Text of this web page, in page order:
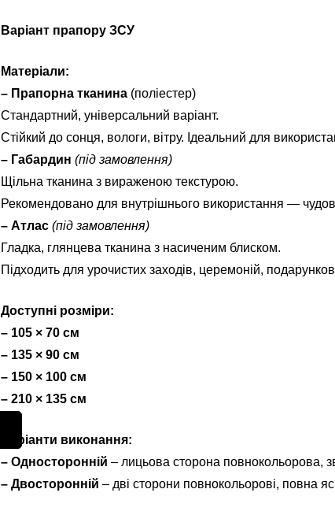
Варіант прапору ЗСУ
Матеріали:
– Прапорна тканина (поліестер)
Стандартний, універсальний варіант.
Стійкий до сонця, вологи, вітру. Ідеальний для
– Габардин (під замовлення)
Щільна тканина з вираженою текстурою.
Рекомендовано для внутрішнього використання — чудово
– Атлас (під замовлення)
Гладка, глянцева тканина з насиченим блиском.
Підходить для урочистих заходів, церемоній,
Доступні розміри:
– 105 × 70 см
– 135 × 90 см
– 150 × 100 см
– 210 × 135 см
Варіанти виконання:
– Односторонній – лицьова сторона повнокольорова,
– Двосторонній – дві сторони повнокольорові, повна